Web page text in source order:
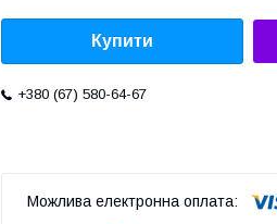
Купити
+380 (67) 580-64-67